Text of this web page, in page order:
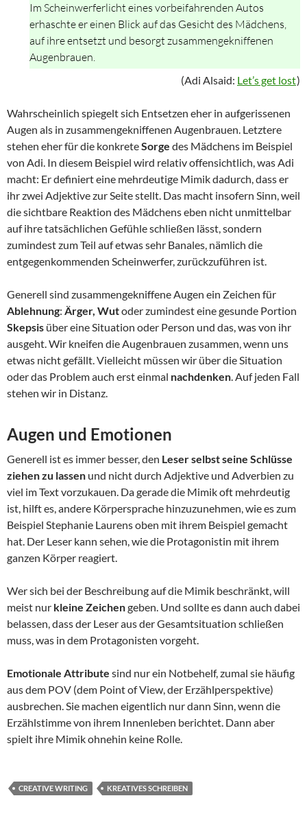
Im Scheinwerferlicht eines vorbeifahrenden Autos
erhaschte er einen Blick auf das Gesicht des Mädchens,
auf ihre entsetzt und besorgt zusammengekniffenen
Augenbrauen.
(Adi Alsaid: Let’s get lost)
Wahrscheinlich spiegelt sich Entsetzen eher in aufgerissenen
Augen als in zusammengekniffenen Augenbrauen. Letztere
stehen eher für die konkreteSorge des Mädchens im Beispiel
von Adi. In diesem Beispiel wird relativ offensichtlich, was Adi
macht: Er definiert eine mehrdeutige Mimik dadurch, dass er
ihr zwei Adjektive zur Seite stellt. Das macht insofern Sinn, weil
die sichtbare Reaktion des Mädchens eben nicht unmittelbar
auf ihre tatsächlichen Gefühle schließen lässt, sondern
zumindest zum Teil auf etwas sehr Banales, nämlich die
entgegenkommenden Scheinwerfer, zurückzuführen ist.
Generell sind zusammengekniffene Augen ein Zeichen für
Ablehnung: Ärger, Wutoder zumindest eine gesunde Portion
Skepsis über eine Situation oder Person und das, was von ihr
ausgeht. Wir kneifen die Augenbrauen zusammen, wenn uns
etwas nicht gefällt. Vielleicht müssen wir über die Situation
oder das Problem auch erst einmal nachdenken. Auf jeden Fall
stehen wir in Distanz.
Augen und Emotionen
Generell ist es immer besser, den Leser selbst seine Schlüsse
ziehen zu lassen und nicht durch Adjektive und Adverbien zu
viel im Text vorzukauen. Da gerade die Mimik oft mehrdeutig
ist, hilft es, andere Körpersprache hinzuzunehmen, wie es zum
Beispiel Stephanie Laurens oben mit ihrem Beispiel gemacht
hat. Der Leser kann sehen, wie die Protagonistin mit ihrem
ganzen Körper reagiert.
Wer sich bei der Beschreibung auf die Mimik beschränkt, will
meist nur kleine Zeichengeben. Und sollte es dann auch dabei
belassen, dass der Leser aus der Gesamtsituation schließen
muss, was in dem Protagonisten vorgeht.
Emotionale Attribute sind nur ein Notbehelf, zumal sie häufig
aus dem POV (dem Point of View, der Erzählperspektive)
ausbrechen. Sie machen eigentlich nur dann Sinn, wenn die
Erzählstimme von ihrem Innenleben berichtet. Dann aber
spielt ihre Mimik ohnehin keine Rolle.
CREATIVE WRITING KREATIVES SCHREIBEN